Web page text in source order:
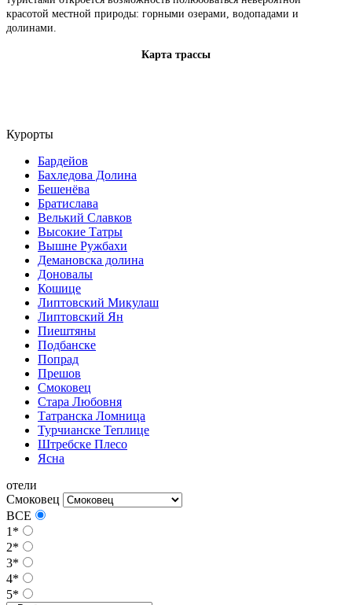
красотой местной природы: горными озерами, водопадами и
долинами.
Карта трассы
Курорты
Бардейов
Бахледова Долина
Бешенёва
Братислава
Велький Славков
Высокие Татры
Вышне Ружбахи
Демановска долина
Доновалы
Кошице
Липтовский Микулаш
Липтовский Ян
Пиештяны
Подбанске
Попрад
Прешов
Смоковец
Стара Любовня
Татранска Ломница
Турчианске Теплице
Штребске Плесо
Ясна
отели
Смоковец
ВСЕ
1*
2*
3*
4*
5*